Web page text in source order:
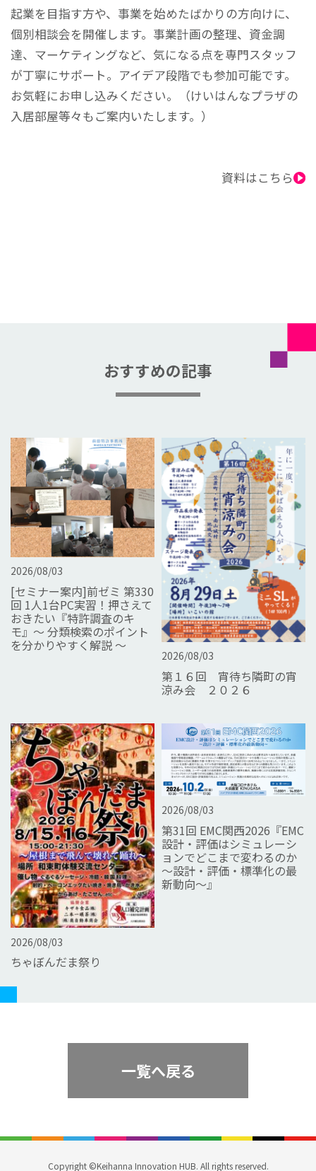
起業を目指す方や、事業を始めたばかりの方向けに、
個別相談会を開催します。事業計画の整理、資金調
達、マーケティングなど、気になる点を専門スタッフ
が丁寧にサポート。アイデア段階でも参加可能です。
お気軽にお申し込みください。（けいはんなプラザの
入居部屋等々もご案内いたします。）
資料はこちら
おすすめの記事
2026/08/03
[セミナー案内]前ゼミ 第330
回 1人1台PC実習！押さえて
おきたい『特許調査のキ
モ』～ 分類検索のポイント
を分かりやすく解説 ～
2026/08/03
第１６回 宵待ち隣町の宵
涼み会 ２０２６
2026/08/03
ちゃぼんだま祭り
2026/08/03
第31回 EMC関西2026『EMC
設計・評価はシミュレーシ
ョンでどこまで変わるのか
～設計・評価・標準化の最
新動向～』
一覧へ戻る
Copyright ©Keihanna Innovation HUB. All rights reserved.